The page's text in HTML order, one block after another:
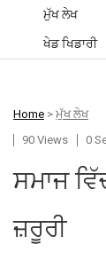
ਮੁੱਖ ਲੇਖ
ਖੇਡ ਖਿਡਾਰੀ
Home > ਮੁੱਖ ਲੇਖ
90 Views
0
ਸਮਾਜ
ਜ਼ਰੂਰੀ